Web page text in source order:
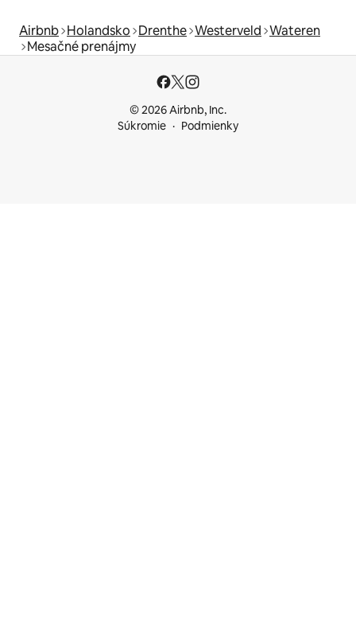
Airbnb Holandsko Drenthe Westerveld Wateren
Mesačné prenájmy
© 2026 Airbnb, Inc.
Súkromie
Podmienky